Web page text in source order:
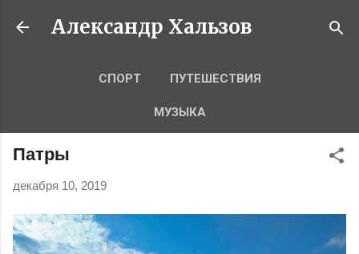
К основному контенту
Александр Хальзов
СПОРТ ПУТЕШЕСТВИЯ
МУЗЫКА
Патры
декабря 10, 2019